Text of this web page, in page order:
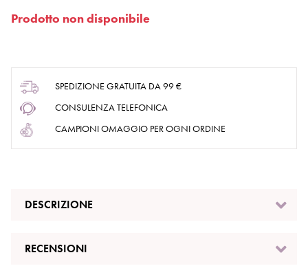
Prodotto non disponibile
SPEDIZIONE GRATUITA DA 99 €
CONSULENZA TELEFONICA
CAMPIONI OMAGGIO PER OGNI ORDINE
DESCRIZIONE
RECENSIONI